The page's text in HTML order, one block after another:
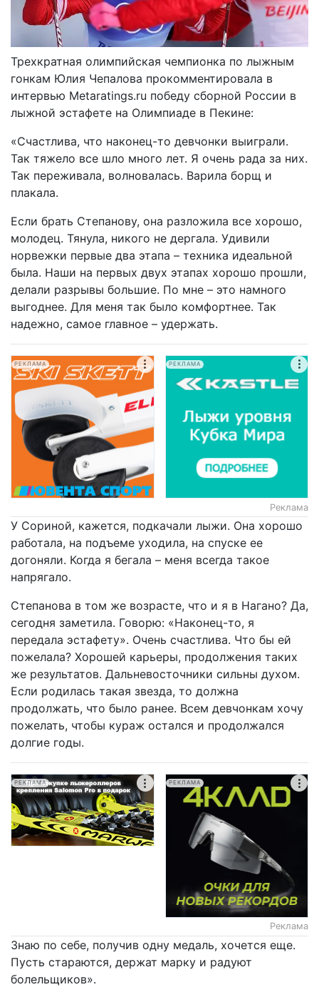
Трехкратная олимпийская чемпионка по лыжным
гонкам Юлия Чепалова прокомментировала в
интервью Metaratings.ru победу сборной России в
лыжной эстафете на Олимпиаде в Пекине:
«Счастлива, что наконец-то девчонки выиграли.
Так тяжело все шло много лет. Я очень рада за них.
Так переживала, волновалась. Варила борщ и
плакала.
Если брать Степанову, она разложила все хорошо,
молодец. Тянула, никого не дергала. Удивили
норвежки первые два этапа – техника идеальной
была. Наши на первых двух этапах хорошо прошли,
делали разрывы большие. По мне – это намного
выгоднее. Для меня так было комфортнее. Так
надежно, самое главное – удержать.
РЕКЛАМА РЕКЛАМА
Реклама
У Сориной, кажется, подкачали лыжи. Она хорошо
работала, на подъеме уходила, на спуске ее
догоняли. Когда я бегала – меня всегда такое
напрягало.
Степанова в том же возрасте, что и я в Нагано? Да,
сегодня заметила. Говорю: «Наконец-то, я
передала эстафету». Очень счастлива. Что бы ей
пожелала? Хорошей карьеры, продолжения таких
же результатов. Дальневосточники сильны духом.
Если родилась такая звезда, то должна
продолжать, что было ранее. Всем девчонкам хочу
пожелать, чтобы кураж остался и продолжался
долгие годы.
РЕКЛАМА РЕКЛАМА
Реклама
Знаю по себе, получив одну медаль, хочется еще.
Пусть стараются, держат марку и радуют
болельщиков».